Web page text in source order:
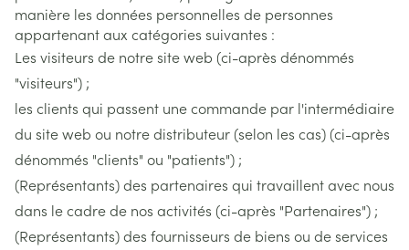
manière les données personnelles de personnes
appartenant aux catégories suivantes :
Les visiteurs de notre site web (ci-après dénommés
"visiteurs") ;
les clients qui passent une commande par l'intermédiaire
du site web ou notre distributeur (selon les cas) (ci-après
dénommés "clients" ou "patients") ;
(Représentants) des partenaires qui travaillent avec nous
dans le cadre de nos activités (ci-après "Partenaires") ;
(Représentants) des fournisseurs de biens ou de services